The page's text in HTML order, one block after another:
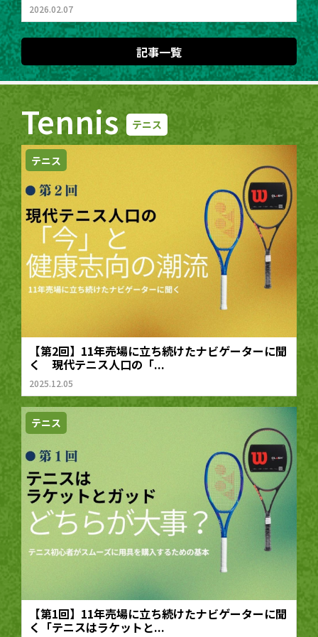
2026.02.07
記事一覧
Tennis テニス
テニス
【第2回】11年売場に立ち続けたナビゲーターに聞
く 現代テニス人口の「...
2025.12.05
テニス
【第1回】11年売場に立ち続けたナビゲーターに聞
く「テニスはラケットと...